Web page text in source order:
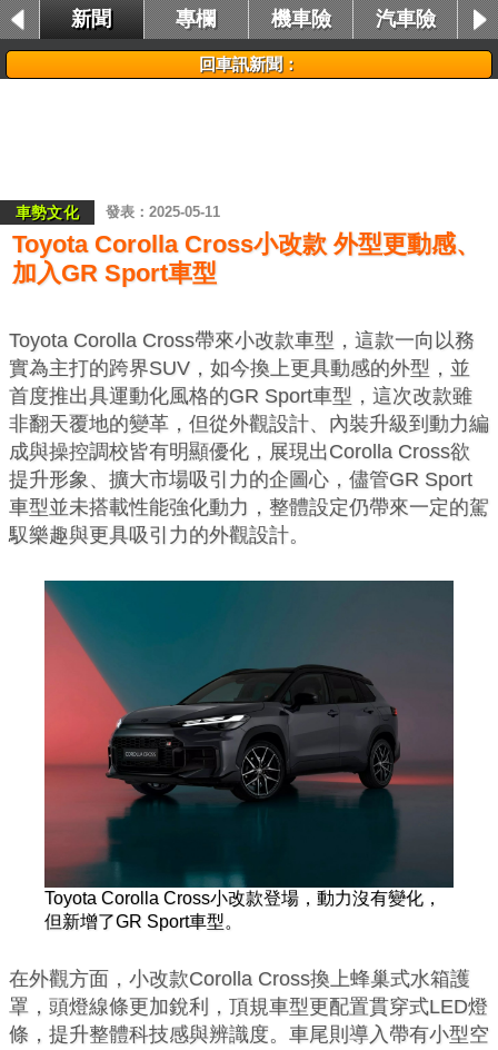
新聞 專欄 機車險
汽車險
租車險
回車訊新聞：
車勢文化 2025-05-11
Toyota Corolla Cross小改款 外型更動感、
加入GR Sport車型
Toyota Corolla Cross帶來小改款車型，這款一向以務
實為主打的跨界SUV，如今換上更具動感的外型，並
首度推出具運動化風格的GR Sport車型，這次改款雖
非翻天覆地的變革，但從外觀設計、內裝升級到動力編
成與操控調校皆有明顯優化，展現出Corolla Cross欲
提升形象、擴大市場吸引力的企圖心，儘管GR Sport
車型並未搭載性能強化動力，整體設定仍帶來一定的駕
馭樂趣與更具吸引力的外觀設計。
Toyota Corolla Cross小改款登場，動力沒有變化，
但新增了GR Sport車型。
在外觀方面，小改款Corolla Cross換上蜂巢式水箱護
罩，頭燈線條更加銳利，頂規車型更配置貫穿式LED燈
條，提升整體科技感與辨識度。車尾則導入帶有小型空